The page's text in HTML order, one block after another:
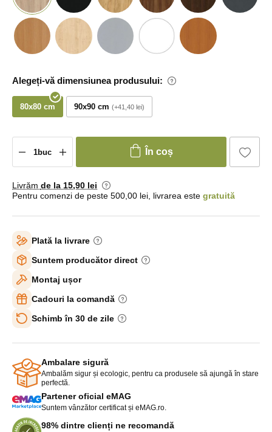
Alegeți-vă dimensiunea produsului:
80x80 cm 90x90 cm +41,40 lei
În coș
Livrăm de la 15,90 lei
Pentru comenzi de peste 500,00 lei, livrarea este gratuită
Plată la livrare
Suntem producător direct
Montaj ușor
Cadouri la comandă
Schimb în 30 de zile
Ambalare sigură
Ambalăm sigur și ecologic, pentru ca produsele să ajungă în stare
perfectă.
Partener oficial eMAG
Suntem vânzător certificat și eMAG.ro.
98% dintre clienți ne recomandă